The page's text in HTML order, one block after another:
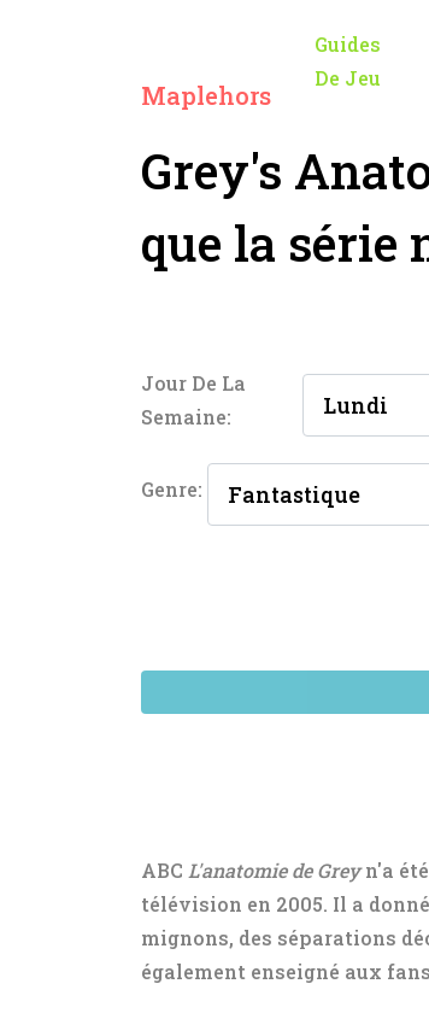
Maplehors
Guides
De Jeu
Grey's
que la série
Jour De La
Semaine:
Genre:
ABC L'anatomie de Greyn'a
télévision en 2005. Il a
mignons, des séparations
également enseigné aux